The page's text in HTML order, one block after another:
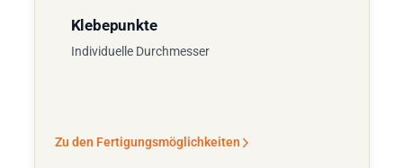
Klebepunkte
Individuelle Durchmesser
Zu den Fertigungsmöglichkeiten